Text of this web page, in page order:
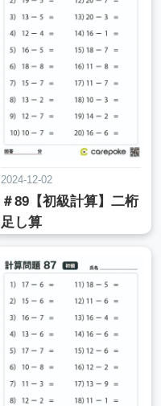
2024-12-02
＃89【初級計算】二桁
足し算